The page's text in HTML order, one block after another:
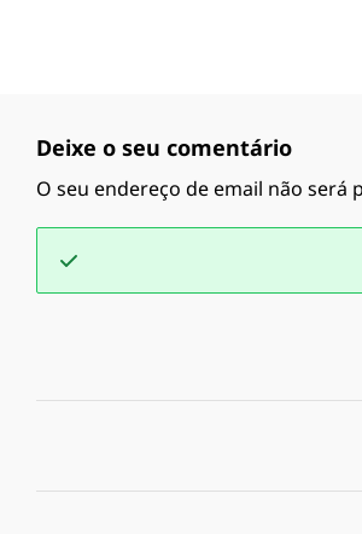
Deixe o seu comentário
O seu endereço de email não será